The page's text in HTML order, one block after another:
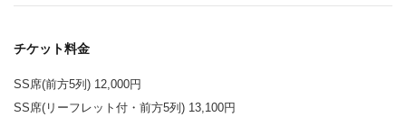
チケット料金
SS席(前方5列) 12,000円
SS席(リーフレット付・前方5列) 13,100円